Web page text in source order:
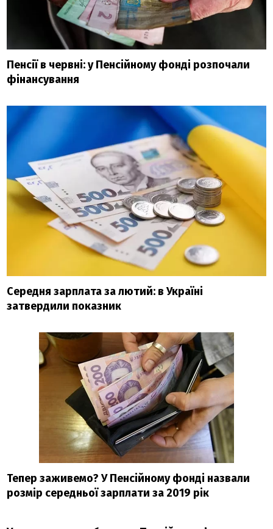
Пенсії в червні: у Пенсійному фонді розпочали
фінансування
Середня зарплата за лютий: в Україні
затвердили показник
Тепер заживемо? У Пенсійному фонді назвали
розмір середньої зарплати за 2019 рік